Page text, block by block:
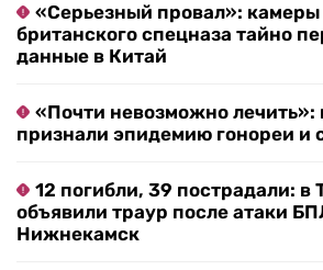
«Серьезный провал»: камеры
британского спецназа тайно
данные в Китай
«Почти невозможно лечить»:
признали эпидемию гонореи и
12 погибли, 39 пострадали: в
объявили траур после атаки
Нижнекамск